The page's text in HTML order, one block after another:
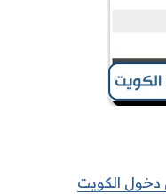
دخول الكويت